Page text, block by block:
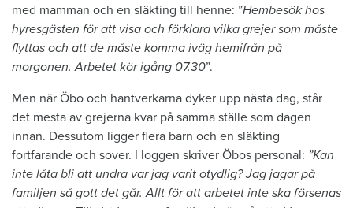
med mamman och en släkting till henne: ”Hembesök hos
hyresgästen för att visa och förklara vilka grejer som måste
flyttas och att de måste komma iväg hemifrån på
morgonen. Arbetet kör igång 07.30”.
Men när Öbo och hantverkarna dyker upp nästa dag, står
det mesta av grejerna kvar på samma ställe som dagen
innan. Dessutom ligger flera barn och en släkting
fortfarande och sover. I loggen skriver Öbos personal: ”Kan
inte låta bli att undra var jag varit otydlig? Jag jagar på
familjen så gott det går. Allt för att arbetet inte ska försenas